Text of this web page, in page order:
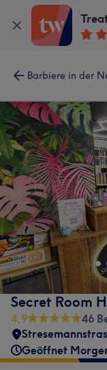
Barbiere in der
Secret Room
4,9
46
Geöffnet